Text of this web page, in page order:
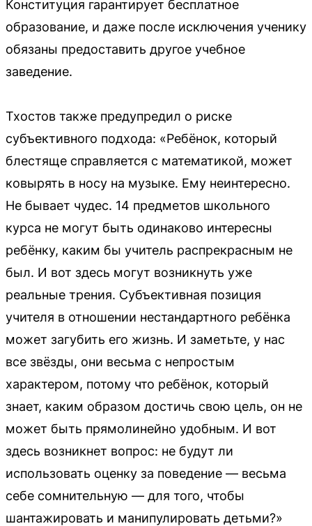
Конституция гарантирует бесплатное
образование, и даже после исключения ученику
обязаны предоставить другое учебное
заведение.
Тхостов также предупредил о риске
субъективного подхода: «Ребёнок, который
блестяще справляется с математикой, может
ковырять в носу на музыке. Ему неинтересно.
Не бывает чудес. 14 предметов школьного
курса не могут быть одинаково интересны
ребёнку, каким бы учитель распрекрасным не
был. И вот здесь могут возникнуть уже
реальные трения. Субъективная позиция
учителя в отношении нестандартного ребёнка
может загубить его жизнь. И заметьте, у нас
все звёзды, они весьма с непростым
характером, потому что ребёнок, который
знает, каким образом достичь свою цель, он не
может быть прямолинейно удобным. И вот
здесь возникнет вопрос: не будут ли
использовать оценку за поведение — весьма
себе сомнительную — для того, чтобы
шантажировать и манипулировать детьми?»